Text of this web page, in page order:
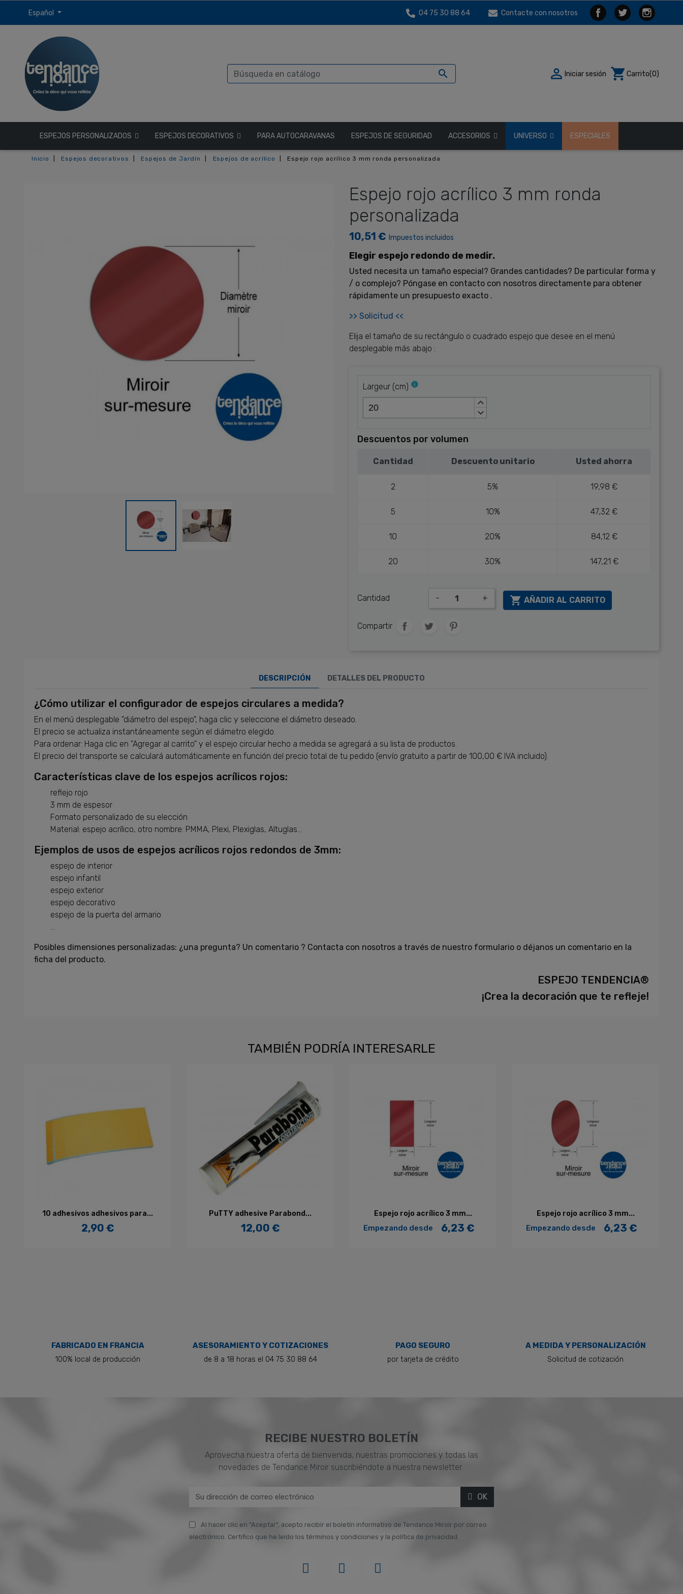
Español 04 75 30 88 64 Contacte con nosotros
  Iniciar sesión shopping_cart Carrito(0)
ESPEJOS PERSONALIZADOS ESPEJOS DECORATIVOS PARA AUTOCARAVANAS ESPEJOS DE SEGURIDAD ACCESORIOS UNIVERSO ESPECIALES
Inicio Espejos decorativos Espejos de Jardín Espejos de acrílico Espejo rojo acrílico 3 mm ronda personalizada
Espejo rojo acrílico 3 mm ronda
personalizada
10,51 € Impuestos incluidos
Elegir espejo redondo de medir.
Usted necesita un tamaño especial? Grandes cantidades? De particular forma y
/ o complejo? Póngase en contacto con nosotros directamente para obtener
rápidamente un presupuesto exacto .
>> Solicitud <<
Elija el tamaño de su rectángulo o cuadrado espejo que desee en el menú
desplegable más abajo :
Largeur (cm) info
keyboard_arrow_up
keyboard_arrow_down
Descuentos por volumen
Cantidad Descuento unitario Usted ahorra
2 5% 19,98 €
5 10% 47,32 €
10 20% 84,12 €
20 30% 147,21 €
Cantidad - +  AÑADIR AL CARRITO
Compartir
DESCRIPCIÓN DETALLES DEL PRODUCTO
¿Cómo utilizar el configurador de espejos circulares a medida?
En el menú desplegable "diámetro del espejo", haga clic y seleccione el diámetro deseado.
El precio se actualiza instantáneamente según el diámetro elegido.
Para ordenar: Haga clic en "Agregar al carrito" y el espejo circular hecho a medida se agregará a su lista de productos.
El precio del transporte se calculará automáticamente en función del precio total de tu pedido (envío gratuito a partir de 100,00 € IVA incluido).
Características clave de los espejos acrílicos rojos:
reflejo rojo
3 mm de espesor
Formato personalizado de su elección
Material: espejo acrílico, otro nombre: PMMA, Plexi, Plexiglas, Altuglas...
Ejemplos de usos de espejos acrílicos rojos redondos de 3mm:
espejo de interior
espejo infantil
espejo exterior
espejo decorativo
espejo de la puerta del armario
...
Posibles dimensiones personalizadas: ¿una pregunta? Un comentario ? Contacta con nosotros a través de nuestro formulario o déjanos un comentario en la
ficha del producto.
ESPEJO TENDENCIA®
¡Crea la decoración que te refleje!
TAMBIÉN PODRÍA INTERESARLE
AÑADIR AL CARRITO
10 adhesivos adhesivos para...
Precio
2,90 €
AÑADIR AL CARRITO
PuTTY adhesive Parabond...
Precio
12,00 €
AÑADIR AL CARRITO
Espejo rojo acrílico 3 mm...
Empezando desdePrecio6,23 €
AÑADIR AL CARRITO
Espejo rojo acrílico 3 mm...
Empezando desdePrecio6,23 €
FABRICADO EN FRANCIA
100% local de producción
ASESORAMIENTO Y COTIZACIONES
de 8 a 18 horas el 04 75 30 88 64
PAGO SEGURO
por tarjeta de crédito
A MEDIDA Y PERSONALIZACIÓN
Solicitud de cotización
RECIBE NUESTRO BOLETÍN
Aprovecha nuestra oferta de bienvenida, nuestras promociones y todas las
novedades de Tendance Miroir suscribiéndote a nuestra newsletter.
OK
Al hacer clic en "Aceptar", acepto recibir el boletín informativo de Tendance Miroir por correo
electrónico. Certifico que he leído los términos y condiciones y la política de privacidad.